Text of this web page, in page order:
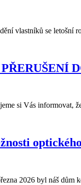
vlastníků se letošní
si Vás informovat,
2026 byl náš dům